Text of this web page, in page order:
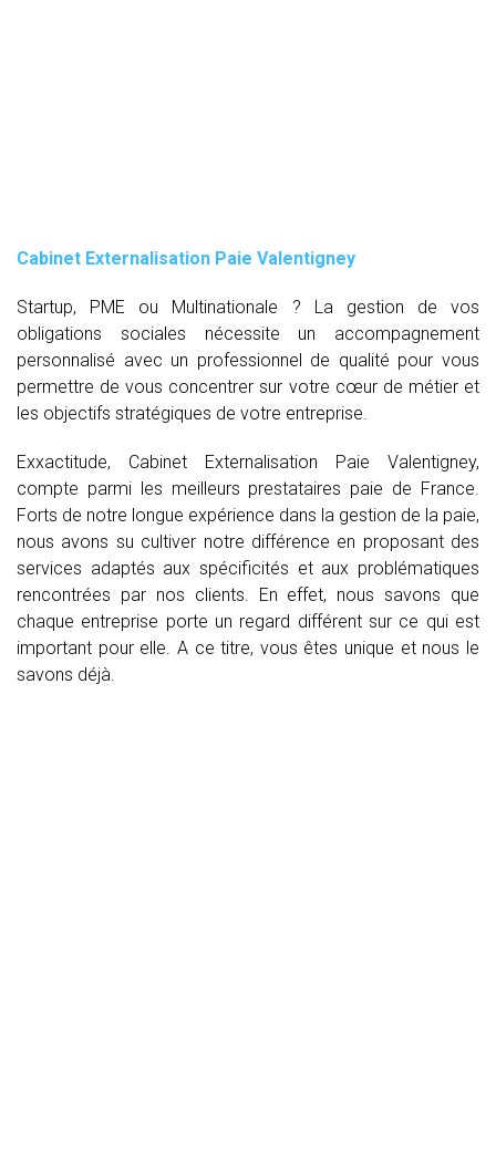
Cabinet Externalisation Paie Valentigney
Startup, PME ou Multinationale ? La gestion de vos
obligations sociales nécessite un accompagnement
personnalisé avec un professionnel de qualité pour vous
permettre de vous concentrer sur votre cœur de métier et
les objectifs stratégiques de votre entreprise.
Exxactitude, Cabinet Externalisation Paie Valentigney,
compte parmi les meilleurs prestataires paie de France.
Forts de notre longue expérience dans la gestion de la paie,
nous avons su cultiver notre différence en proposant des
services adaptés aux spécificités et aux problématiques
rencontrées par nos clients. En effet, nous savons que
chaque entreprise porte un regard différent sur ce qui est
important pour elle. A ce titre, vous êtes unique et nous le
savons déjà.